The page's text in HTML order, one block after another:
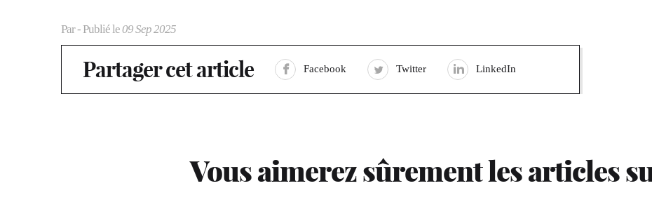
Par- Publié le09 Sep 2025
Partager cet article Facebook Twitter LinkedIn
Vous aimerez sûrement les articles